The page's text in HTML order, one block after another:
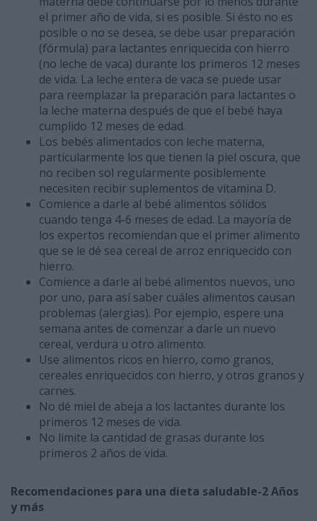
el primer año de vida, si es posible. Si ésto no es
posible o no se desea, se debe usar preparación
(fórmula) para lactantes enriquecida con hierro
(no leche de vaca) durante los primeros 12 meses
de vida. La leche entera de vaca se puede usar
para reemplazar la preparación para lactantes o
la leche materna después de que el bebé haya
cumplido 12 meses de edad.
Los bebés alimentados con leche materna,
particularmente los que tienen la piel oscura, que
no reciben sol regularmente posiblemente
necesiten recibir suplementos de vitamina D.
Comience a darle al bebé alimentos sólidos
cuando tenga 4-6 meses de edad. La mayoría de
los expertos recomiendan que el primer alimento
que se le dé sea cereal de arroz enriquecido con
hierro.
Comience a darle al bebé alimentos nuevos, uno
por uno, para así saber cuáles alimentos causan
problemas (alergias). Por ejemplo, espere una
semana antes de comenzar a darle un nuevo
cereal, verdura u otro alimento.
Use alimentos ricos en hierro, como granos,
cereales enriquecidos con hierro, y otros granos y
carnes.
No dé miel de abeja a los lactantes durante los
primeros 12 meses de vida.
No limite la cantidad de grasas durante los
primeros 2 años de vida.
Recomendaciones para una dieta saludable-2 Años
y más